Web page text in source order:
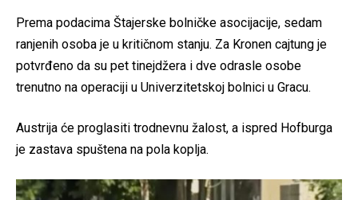
Prema podacima Štajerske bolničke asocijacije, sedam
ranjenih osoba je u kritičnom stanju. Za Kronen cajtung je
potvrđeno da su pet tinejdžera i dve odrasle osobe
trenutno na operaciji u Univerzitetskoj bolnici u Gracu.
Austrija će proglasiti trodnevnu žalost, a ispred Hofburga
je zastava spuštena na pola koplja.